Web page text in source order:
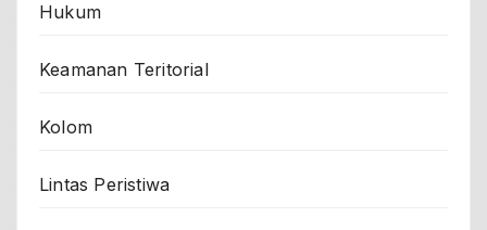
Hukum
Keamanan Teritorial
Kolom
Lintas Peristiwa